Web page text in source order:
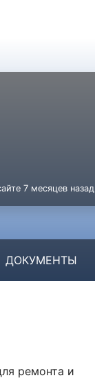
7 месяцев назад
ДОКУМЕНТЫ
ремонта и